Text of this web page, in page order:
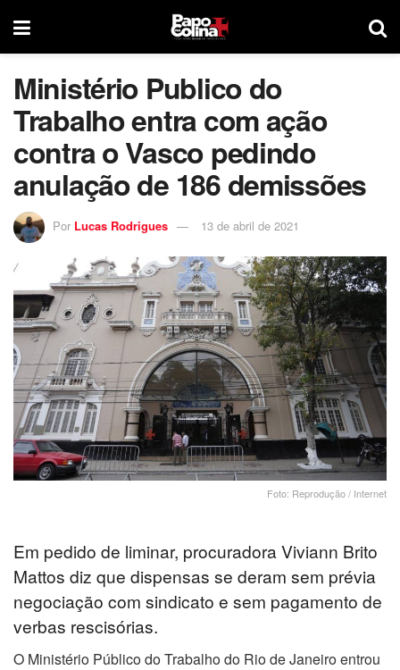
Ministério Publico do
Trabalho entra com ação
contra o Vasco pedindo
anulação de 186 demissões
Por Lucas Rodrigues 13 de abril de 2021
Foto: Reprodução / Internet
Em pedido de liminar, procuradora Viviann Brito
Mattos diz que dispensas se deram sem prévia
negociação com sindicato e sem pagamento de
verbas rescisórias.
O Ministério Público do Trabalho do Rio de Janeiro entrou